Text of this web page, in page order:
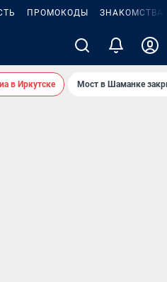
ПРОМОКОДЫ ЗНАКОМСТВА
в Иркутске Мост в Шаманке